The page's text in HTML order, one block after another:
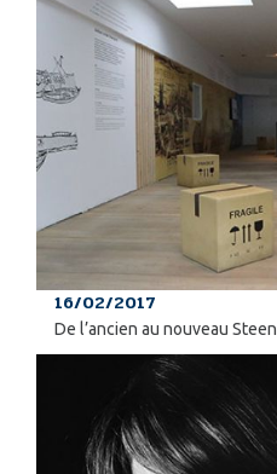
16/02/2017
De l’ancien au nouveau Steen